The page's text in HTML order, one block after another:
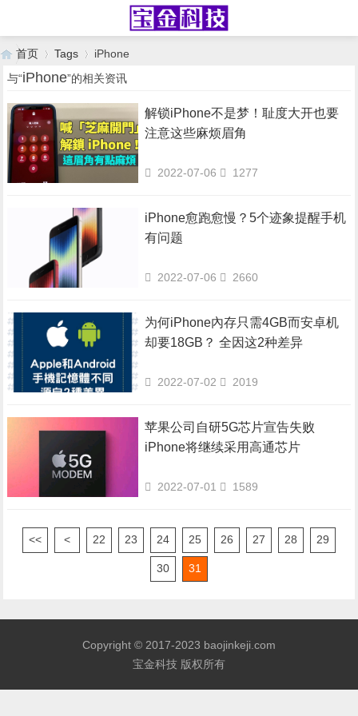
首页
›
Tags
›
iPhone
与“iPhone”的相关资讯
解锁iPhone不是梦！耻度大开也要
注意这些麻烦眉角
2022-07-06 1277
iPhone愈跑愈慢？5个迹象提醒手机
有问题
2022-07-06 2660
为何iPhone內存只需4GB而安卓机
却要18GB？ 全因这2种差异
2022-07-02 2019
苹果公司自研5G芯片宣告失败
iPhone将继续采用高通芯片
2022-07-01 1589
<< < 22 23 24 25 26 27 28 29
30 31
Copyright © 2017-2023 baojinkeji.com
宝金科技 版权所有